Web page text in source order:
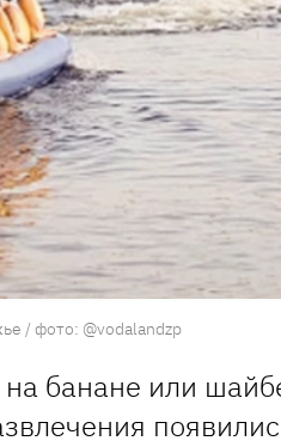
/ фото: @vodalandzp
банане или